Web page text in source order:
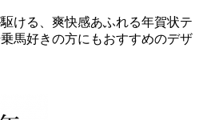
ける、爽快感あふれる年賀状テ
馬好きの方にもおすすめのデザ